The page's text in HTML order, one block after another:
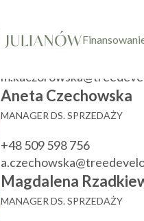
KIEROWNIK DZIAŁU
Aneta Czechowska
MANAGER DS. SPRZEDAŻY
+48 509 598 756
Magdalena
MANAGER DS. SPRZEDAŻY